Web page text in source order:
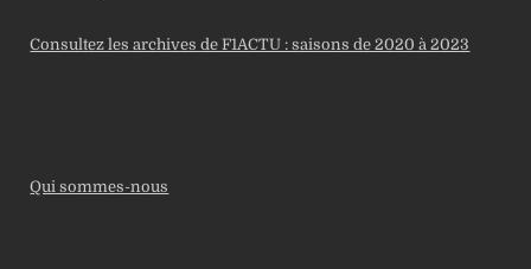
Consultez les archives de F1ACTU : saisons de 2020 à 2023
Qui sommes-nous